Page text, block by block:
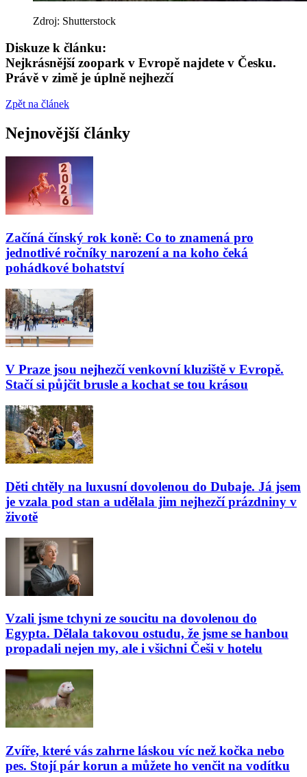
Zdroj: Shutterstock
Diskuze k článku:
Nejkrásnější zoopark v Evropě najdete v Česku.
Právě v zimě je úplně nejhezčí
Zpět na článek
Nejnovější články
Začíná čínský rok koně: Co to znamená pro
jednotlivé ročníky narození a na koho čeká
pohádkové bohatství
V Praze jsou nejhezčí venkovní kluziště v Evropě.
Stačí si půjčit brusle a kochat se tou krásou
Děti chtěly na luxusní dovolenou do Dubaje. Já jsem
je vzala pod stan a udělala jim nejhezčí prázdniny v
životě
Vzali jsme tchyni ze soucitu na dovolenou do
Egypta. Dělala takovou ostudu, že jsme se hanbou
propadali nejen my, ale i všichni Češi v hotelu
Zvíře, které vás zahrne láskou víc než kočka nebo
pes. Stojí pár korun a můžete ho venčit na vodítku